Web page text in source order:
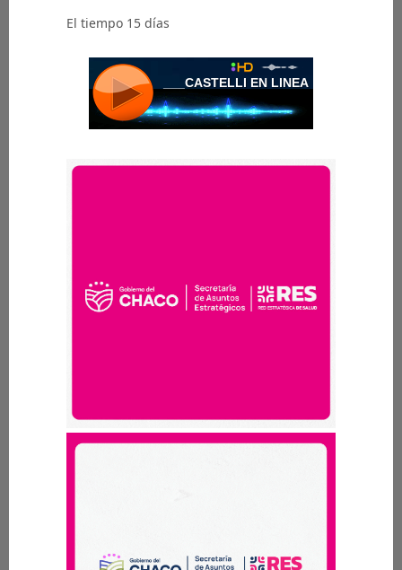
El tiempo 15 días